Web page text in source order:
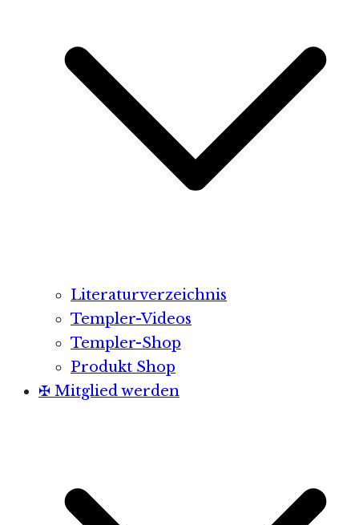
Literaturverzeichnis
Templer-Videos
Templer-Shop
Produkt Shop
✠ Mitglied werden